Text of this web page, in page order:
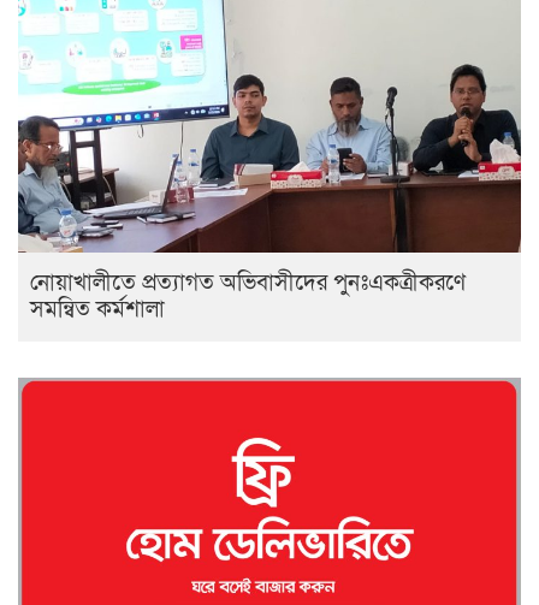
নোয়াখালীতে প্রত্যাগত অভিবাসীদের পুনঃএকত্রীকরণে
সমন্বিত কর্মশালা